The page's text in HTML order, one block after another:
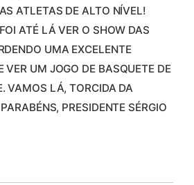
ATLETAS DE ALTO NÍVEL!
ATÉ LÁ VER O SHOW DAS
UMA EXCELENTE
VER UM JOGO DE BASQUETE DE
VAMOS LÁ, TORCIDA DA
PRESIDENTE SÉRGIO